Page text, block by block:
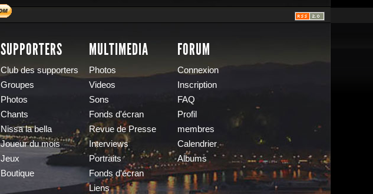
SUPPORTERS
Club des supporters
Groupes
Photos
Chants
Nissa la bella
Joueur du mois
Jeux
Boutique
MULTIMEDIA
Photos
Videos
Sons
Fonds d'écran
Revue de Presse
Interviews
Portraits
Fonds d'écran
Liens
FORUM
Connexion
Inscription
FAQ
Profil
membres
Calendrier
Albums